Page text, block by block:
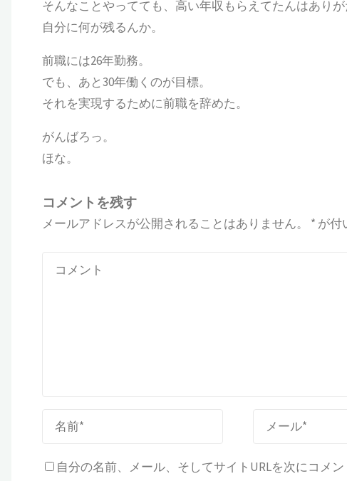
そんなことやってても、高い年収もらえてたんはありが
自分に何が残るんか。
前職には26年勤務。
でも、あと30年働くのが目標。
それを実現するために前職を辞めた。
がんばろっ。
ほな。
コメントを残す
メールアドレスが公開されることはありません。 * が付
自分の名前、メール、そしてサイトURLを次にコメ